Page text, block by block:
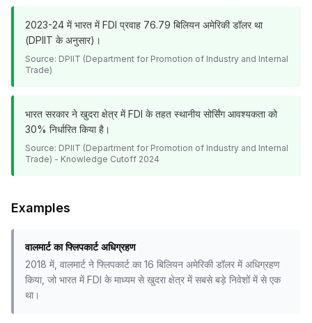
2023-24 में भारत में FDI प्रवाह 76.79 बिलियन अमेरिकी डॉलर था
(DPIIT के अनुसार)।
Source: DPIIT (Department for Promotion of Industry and Internal
Trade)
भारत सरकार ने खुदरा क्षेत्र में FDI के तहत स्थानीय सोर्सिंग आवश्यकता को
30% निर्धारित किया है।
Source: DPIIT (Department for Promotion of Industry and Internal
Trade) - Knowledge Cutoff 2024
Examples
वालमार्ट का फ्लिपकार्ट अधिग्रहण
2018 में, वालमार्ट ने फ्लिपकार्ट का 16 बिलियन अमेरिकी डॉलर में अधिग्रहण
किया, जो भारत में FDI के माध्यम से खुदरा क्षेत्र में सबसे बड़े निवेशों में से एक
था।